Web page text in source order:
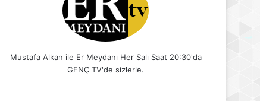
Mustafa Alkan ile Er Meydanı Her Salı Saat 20:30'da
GENÇ TV'de sizlerle.